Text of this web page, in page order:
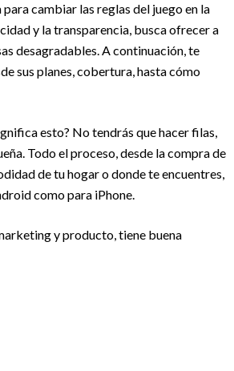
cambiar las reglas del juego en la
y la transparencia, busca ofrecer a
desagradables. A continuación, te
sus planes, cobertura, hasta cómo
esto? No tendrás que hacer filas,
Todo el proceso, desde la compra de
de tu hogar o donde te encuentres,
como para iPhone.
y producto, tiene buena